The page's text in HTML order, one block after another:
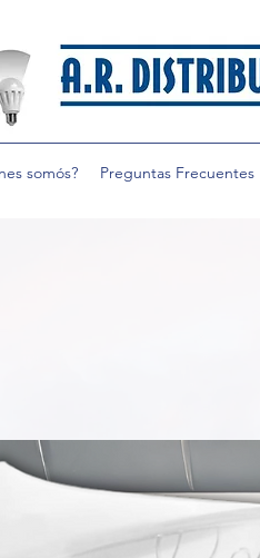
somós? Preguntas Frecuentes